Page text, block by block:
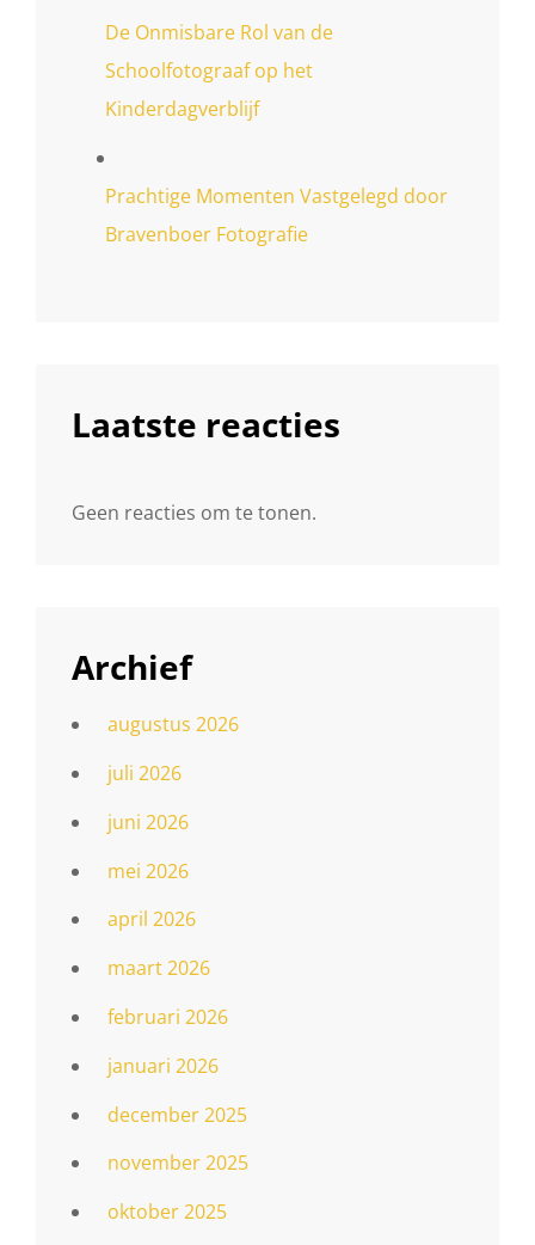
De Onmisbare Rol van de
Schoolfotograaf op het
Kinderdagverblijf
Prachtige Momenten Vastgelegd door
Bravenboer Fotografie
Laatste reacties
Geen reacties om te tonen.
Archief
augustus 2026
juli 2026
juni 2026
mei 2026
april 2026
maart 2026
februari 2026
januari 2026
december 2025
november 2025
oktober 2025